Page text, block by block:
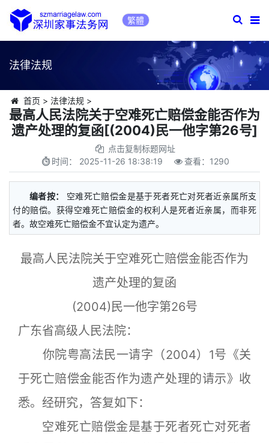
繁體
法律法规
首页 > 法律法规 >
最高人民法院关于空难死亡赔偿金能否作为
遗产处理的复函[(2004)民一他字第26号]
点击复制标题网址
时间： 2025-11-26 18:38:19 查看： 1290
编者按：
空难死亡赔偿金是基于死者死亡对死者近亲属所支
付的赔偿。获得空难死亡赔偿金的权利人是死者近亲属，而非死
者。故空难死亡赔偿金不宜认定为遗产。
最高人民法院关于空难死亡赔偿金能否作为
遗产处理的复函
(2004)民一他字第26号
广东省高级人民法院：
你院粤高法民一请字（2004）1号《关
于死亡赔偿金能否作为遗产处理的请示》收
悉。经研究，答复如下：
空难死亡赔偿金是基于死者死亡对死者